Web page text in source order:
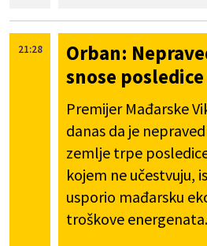
21:28
Orban:
snose
Premijer Mađarske
danas da je
zemlje trpe
kojem ne učestvuju,
usporio mađarsku
troškove energenata.